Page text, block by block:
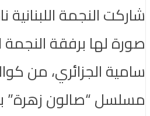
شاركت النجمة
صورة لها برفقة النجمة
سامية الجزائري، من
مسلسل “صالون زهرة”